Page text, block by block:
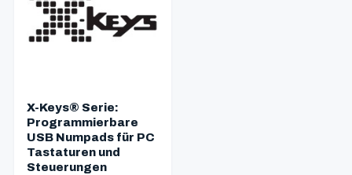
X-Keys® Serie:
Programmierbare
USB Numpads für PC
Tastaturen und
Steuerungen